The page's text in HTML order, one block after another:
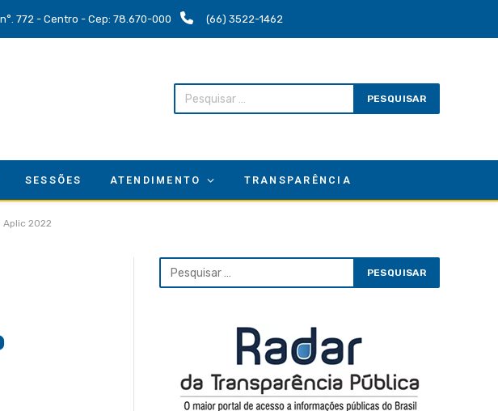
772 - Centro - Cep: 78.670-000 (66) 3522-1462
SESSÕES ATENDIMENTO TRANSPARÊNCIA
2022